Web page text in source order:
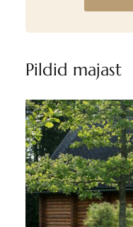
Pildid majast